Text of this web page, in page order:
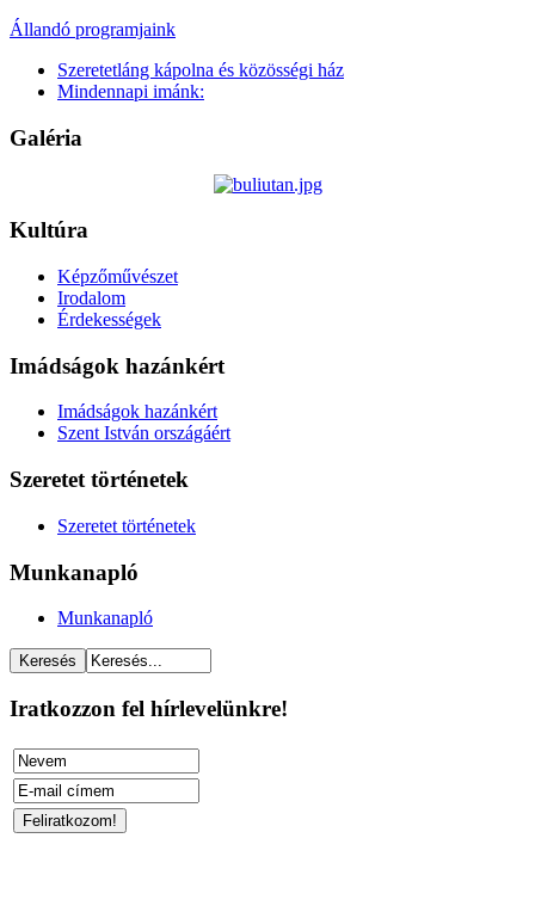
Állandó programjaink
Szeretetláng kápolna és közösségi ház
Mindennapi imánk:
Galéria
Kultúra
Képzőművészet
Irodalom
Érdekességek
Imádságok hazánkért
Imádságok hazánkért
Szent István országáért
Szeretet történetek
Szeretet történetek
Munkanapló
Munkanapló
Iratkozzon fel hírlevelünkre!